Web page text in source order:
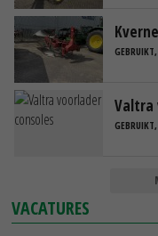
Valtra
VACATURES